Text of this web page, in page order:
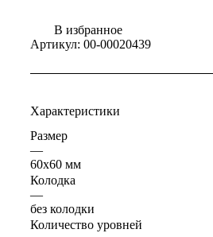
В избранное
Артикул: 00-00020439
Характеристики
Размер
—
60x60 мм
Колодка
—
без колодки
Количество уровней